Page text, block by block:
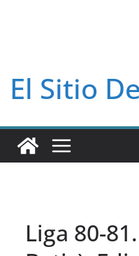
El Sitio
Liga 80-